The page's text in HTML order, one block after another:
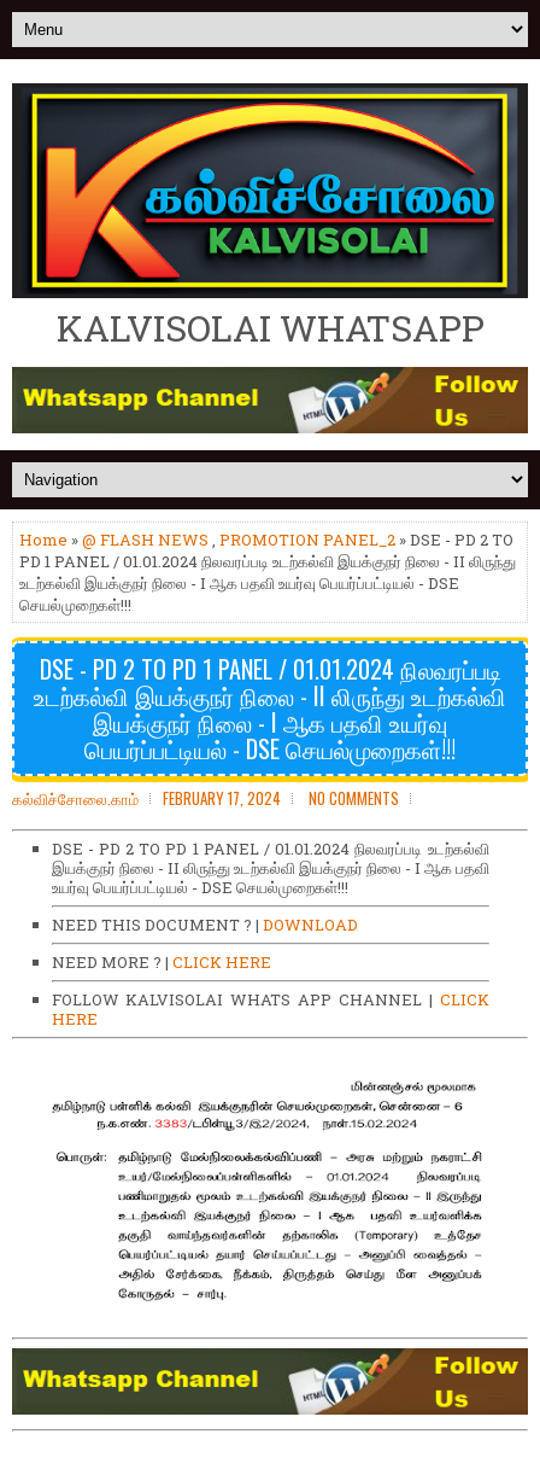
KALVISOLAI WHATSAPP
Home »@ FLASH NEWS , PROMOTION PANEL_2 » DSE - PD 2 TO
PD 1 PANEL / 01.01.2024 நிலவரப்படி உடற்கல்வி இயக்குநர் நிலை - II லிருந்து
உடற்கல்வி இயக்குநர் நிலை - I ஆக பதவி உயர்வு பெயர்ப்பட்டியல் - DSE
செயல்முறைகள்!!!
DSE - PD 2 TO PD 1 PANEL / 01.01.2024 நிலவரப்படி
உடற்கல்வி இயக்குநர் நிலை - II லிருந்து உடற்கல்வி
இயக்குநர் நிலை - I ஆக பதவி உயர்வு
பெயர்ப்பட்டியல் - DSE செயல்முறைகள்!!!
கல்விச்சோலை.காம் FEBRUARY 17, 2024 NO COMMENTS
DSE - PD 2 TO PD 1 PANEL / 01.01.2024 நிலவரப்படி உடற்கல்வி
இயக்குநர் நிலை - II லிருந்து உடற்கல்வி இயக்குநர் நிலை - I ஆக பதவி
உயர்வு பெயர்ப்பட்டியல் - DSE செயல்முறைகள்!!!
NEED THIS DOCUMENT ? | DOWNLOAD
NEED MORE ? | CLICK HERE
FOLLOW KALVISOLAI WHATS APP CHANNEL | CLICK
HERE